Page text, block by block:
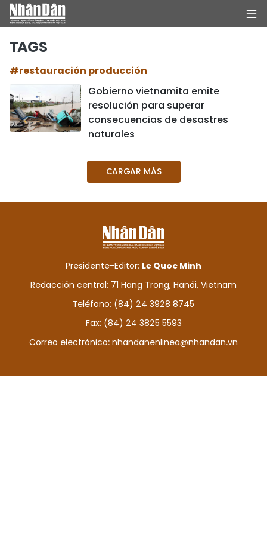
POLÍTICA
ECONOMÍA
SOCIEDAD
CULTURA - ENTRETENIMIENTO
INTERNACIONAL
DEPORTES
VIAJES
PUENTE DE AMISTAD
TAGS
#restauración producción
Gobierno vietnamita emite
resolución para superar
consecuencias de desastres
naturales
CARGAR MÁS
Presidente-Editor: Le Quoc Minh
Redacción central: 71 Hang Trong, Hanói, Vietnam
Teléfono: (84) 24 3928 8745
Fax: (84) 24 3825 5593
Correo electrónico: nhandanenlinea@nhandan.vn